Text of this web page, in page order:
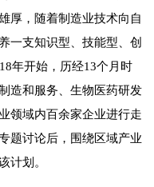
厚，随着制造业技术向自
一支知识型、技能型、创
年开始，历经13个月时
造和服务、生物医药研发
领域内百余家企业进行走
题讨论后，围绕区域产业
计划。